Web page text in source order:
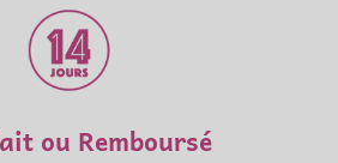
ou Remboursé